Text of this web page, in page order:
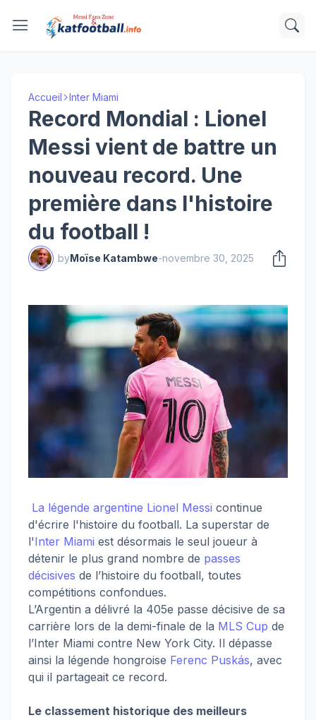
Accueil Inter Miami
Record Mondial : Lionel
Messi vient de battre un
nouveau record. Une
première dans l'histoire
du football !
byMoïse Katambwe-novembre 30, 2025
La légende argentine Lionel Messi continue
d'écrire l'histoire du football. La superstar de
l'Inter Miami est désormais le seul joueur à
détenir le plus grand nombre de passes
décisives de l’histoire du football, toutes
compétitions confondues.
L’Argentin a délivré la 405e passe décisive de sa
carrière lors de la demi-finale de la MLS Cup de
l’Inter Miami contre New York City. Il dépasse
ainsi la légende hongroise Ferenc Puskás, avec
qui il partageait ce record.
Le classement historique des meilleurs